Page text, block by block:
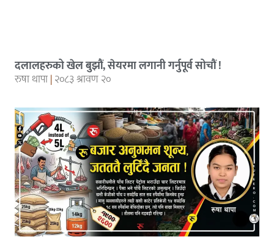
दलालहरुको खेल बुझौं, सेयरमा लगानी गर्नुपूर्व सोचौं !
रुषा थापा २०८३ श्रावण २०